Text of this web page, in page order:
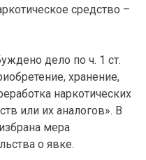
средство –
дело по ч. 1 ст.
хранение,
наркотических
или их аналогов». В
мера
о явке.